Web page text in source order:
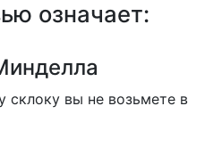
означает:
склоку вы не возьмете в